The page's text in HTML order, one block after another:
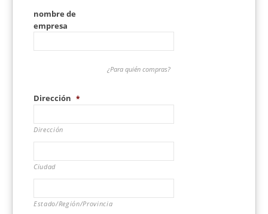
nombre de
empresa
¿Para quién compras?
Dirección *
Dirección
Ciudad
Estado/Región/Provincia